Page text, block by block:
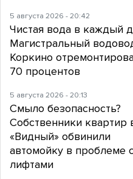
5 августа 2026 - 20:42
Чистая вода в каждый
Магистральный
Коркино
70 процентов
5 августа 2026 - 20:13
Смыло безопасность?
Собственники
«Видный» обвинили
автомойку в проблеме с
лифтами